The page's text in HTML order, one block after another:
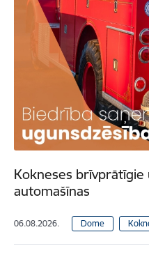
Kokneses brīvprātīgie
automašīnas
06.08.2026. Dome